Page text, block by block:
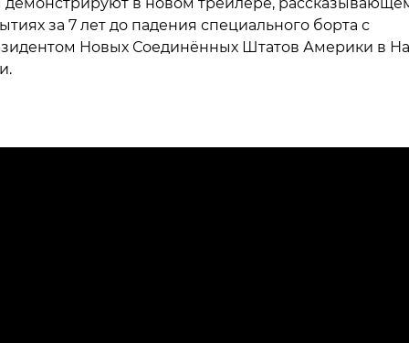
за 7 лет до падения специального борта с
Новых Соединённых Штатов Америки в